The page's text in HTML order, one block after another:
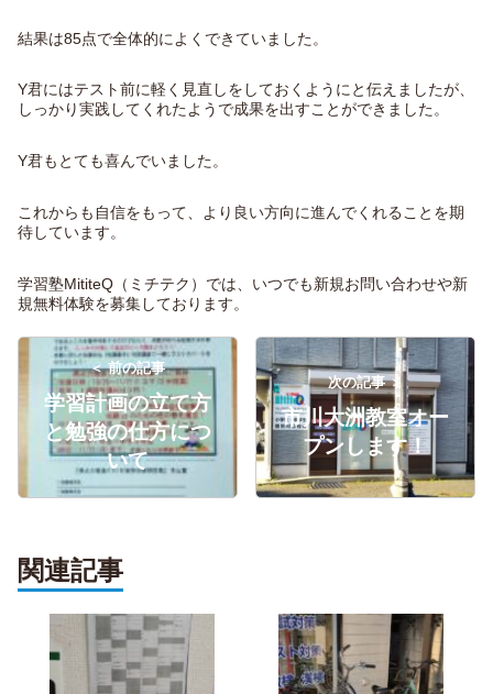
結果は85点で全体的によくできていました。
Y君にはテスト前に軽く見直しをしておくようにと伝えましたが、
しっかり実践してくれたようで成果を出すことができました。
Y君もとても喜んでいました。
これからも自信をもって、より良い方向に進んでくれることを期
待しています。
学習塾MititeQ（ミチテク）では、いつでも新規お問い合わせや新
規無料体験を募集しております。
＜ 前の記事
学習計画の立て方
と勉強の仕方につ
いて
次の記事 ＞
市川大洲教室オー
プンします！
関連記事